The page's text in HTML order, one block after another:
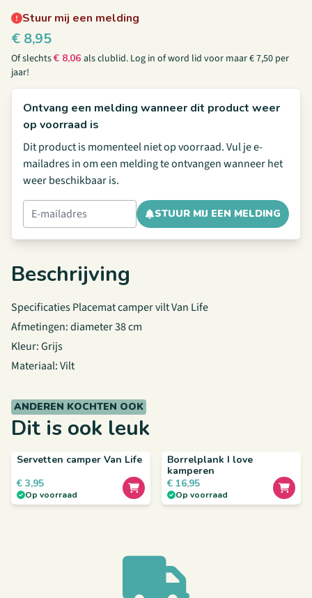
Stuur mij een melding
€ 8,95
Of slechts€ 8,06 als clublid. Log in ofword lid voor maar € 7,50 per
jaar!
Ontvang een melding wanneer dit product weer
op voorraad is
Dit product is momenteel niet op voorraad. Vul je e-
mailadres in om een melding te ontvangen wanneer het
weer beschikbaar is.
STUUR MIJ EEN MELDING
Beschrijving
Specificaties Placemat camper vilt Van Life
Afmetingen: diameter 38 cm
Kleur: Grijs
Materiaal: Vilt
ANDEREN KOCHTEN OOK
Dit is ook leuk
Servetten camper Van Life
Op voorraad
€ 3,95
Borrelplank I love
kamperen
Op voorraad
€ 16,95